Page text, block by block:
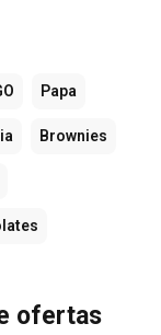
Papa
Brownies
ofertas